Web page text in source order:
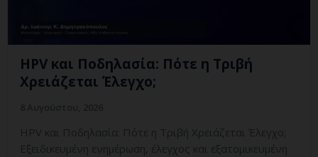
HPV και Ποδηλασία: Πότε η Τριβή
Χρειάζεται Έλεγχο;
HPV και Ποδηλασία: Πότε η Τριβή Χρειάζεται Έλεγχο;
Εξειδικευμένη ενημέρωση, έλεγχος και εξατομικευμένη